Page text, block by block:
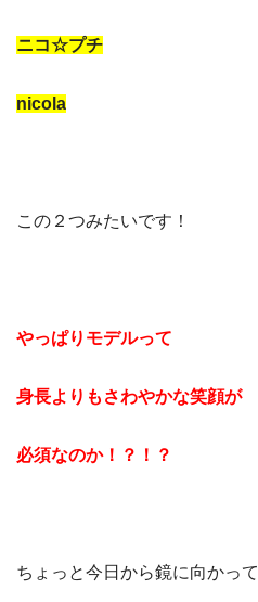
ニコ☆プチ
nicola
この２つみたいです！
やっぱりモデルって
身長よりもさわやかな笑顔が
必須なのか！？！？
ちょっと今日から鏡に向かって